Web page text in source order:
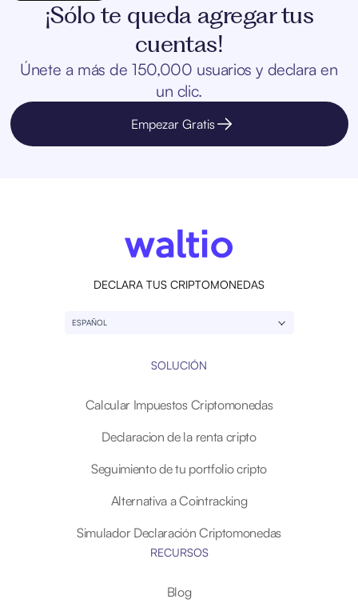
¡Sólo te queda agregar tus
cuentas!
Únete a más de 150,000 usuarios y declara en
un clic.
Empezar Gratis
DECLARA TUS CRIPTOMONEDAS
ESPAÑOL
SOLUCIÓN
Calcular Impuestos Criptomonedas
Declaracion de la renta cripto
Seguimiento de tu portfolio cripto
Alternativa a Cointracking
Simulador Declaración Criptomonedas
RECURSOS
Blog